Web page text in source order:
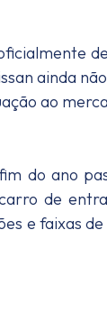
ainda
ao
do ano
de
e faixas